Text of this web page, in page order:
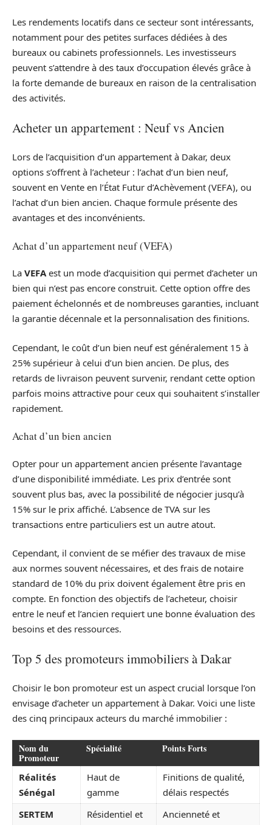
Les rendements locatifs dans ce secteur sont intéressants,
notamment pour des petites surfaces dédiées à des
bureaux ou cabinets professionnels. Les investisseurs
peuvent s’attendre à des taux d’occupation élevés grâce à
la forte demande de bureaux en raison de la centralisation
des activités.
Acheter un appartement : Neuf vs Ancien
Lors de l’acquisition d’un appartement à Dakar, deux
options s’offrent à l’acheteur : l’achat d’un bien neuf,
souvent en Vente en l’État Futur d’Achèvement (VEFA), ou
l’achat d’un bien ancien. Chaque formule présente des
avantages et des inconvénients.
Achat d’un appartement neuf (VEFA)
La VEFAest un mode d’acquisition qui permet d’acheter un
bien qui n’est pas encore construit. Cette option offre des
paiement échelonnés et de nombreuses garanties, incluant
la garantie décennale et la personnalisation des finitions.
Cependant, le coût d’un bien neuf est généralement 15 à
25% supérieur à celui d’un bien ancien. De plus, des
retards de livraison peuvent survenir, rendant cette option
parfois moins attractive pour ceux qui souhaitent s’installer
rapidement.
Achat d’un bien ancien
Opter pour un appartement ancien présente l’avantage
d’une disponibilité immédiate. Les prix d’entrée sont
souvent plus bas, avec la possibilité de négocier jusqu’à
15% sur le prix affiché. L’absence de TVA sur les
transactions entre particuliers est un autre atout.
Cependant, il convient de se méfier des travaux de mise
aux normes souvent nécessaires, et des frais de notaire
standard de 10% du prix doivent également être pris en
compte. En fonction des objectifs de l’acheteur, choisir
entre le neuf et l’ancien requiert une bonne évaluation des
besoins et des ressources.
Top 5 des promoteurs immobiliers à Dakar
Choisir le bon promoteur est un aspect crucial lorsque l’on
envisage d’acheter un appartement à Dakar. Voici une liste
des cinq principaux acteurs du marché immobilier :
Nom du
Promoteur
Spécialité Points Forts
Réalités
Sénégal
Haut de
gamme
Finitions de qualité,
délais respectés
SERTEM
Résidentiel et
Ancienneté et